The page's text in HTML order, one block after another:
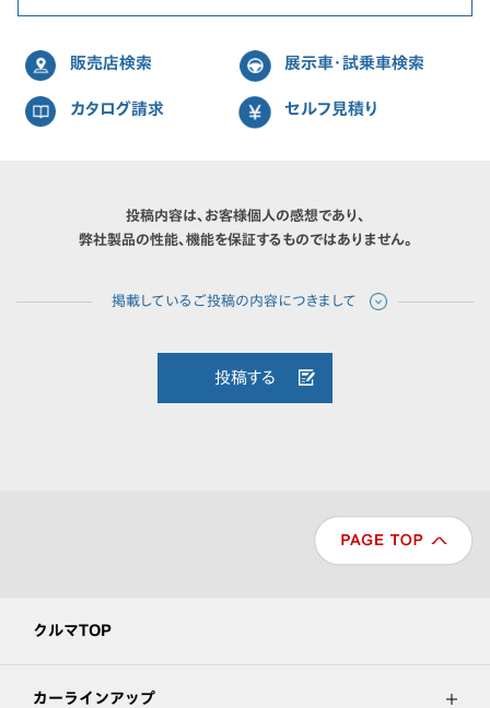
販売店検索 展示車・試乗車検索
カタログ請求 セルフ見積り
投稿内容は、お客様個人の感想であり、
弊社製品の性能、機能を保証するものではありません。
投稿する
クルマTOP
カーラインアップ